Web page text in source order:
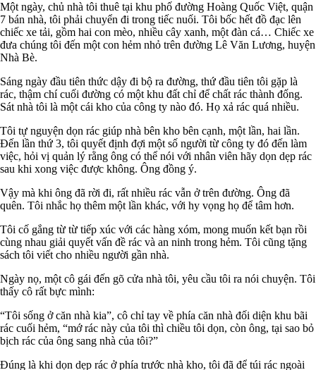
Một ngày, chủ nhà tôi thuê tại khu phố đường Hoàng Quốc Việt, quận
7 bán nhà, tôi phải chuyển đi trong tiếc nuối. Tôi bốc hết đồ đạc lên
chiếc xe tải, gồm hai con mèo, nhiều cây xanh, một đàn cá… Chiếc xe
đưa chúng tôi đến một con hẻm nhỏ trên đường Lê Văn Lương, huyện
Nhà Bè.
Sáng ngày đầu tiên thức dậy đi bộ ra đường, thứ đầu tiên tôi gặp là
rác, thậm chí cuối đường có một khu đất chỉ để chất rác thành đống.
Sát nhà tôi là một cái kho của công ty nào đó. Họ xả rác quá nhiều.
Tôi tự nguyện dọn rác giúp nhà bên kho bên cạnh, một lần, hai lần.
Đến lần thứ 3, tôi quyết định đợi một số người từ công ty đó đến làm
việc, hỏi vị quản lý rằng ông có thể nói với nhân viên hãy dọn dẹp rác
sau khi xong việc được không. Ông đồng ý.
Vậy mà khi ông đã rời đi, rất nhiều rác vẫn ở trên đường. Ông đã
quên. Tôi nhắc họ thêm một lần khác, với hy vọng họ để tâm hơn.
Tôi cố gắng từ từ tiếp xúc với các hàng xóm, mong muốn kết bạn rồi
cùng nhau giải quyết vấn đề rác và an ninh trong hẻm. Tôi cũng tặng
sách tôi viết cho nhiều người gần nhà.
Ngày nọ, một cô gái đến gõ cửa nhà tôi, yêu cầu tôi ra nói chuyện. Tôi
thấy cô rất bực mình:
“Tôi sống ở căn nhà kia”, cô chỉ tay về phía căn nhà đối diện khu bãi
rác cuối hẻm, “mớ rác này của tôi thì chiều tôi dọn, còn ông, tại sao bỏ
bịch rác của ông sang nhà của tôi?”
Đúng là khi dọn dẹp rác ở phía trước nhà kho, tôi đã để túi rác ngoài